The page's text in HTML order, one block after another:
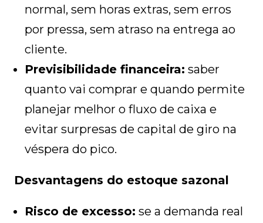
normal, sem horas extras, sem erros
por pressa, sem atraso na entrega ao
cliente.
Previsibilidade financeira: saber
quanto vai comprar e quando permite
planejar melhor o fluxo de caixa e
evitar surpresas de capital de giro na
véspera do pico.
Desvantagens do estoque sazonal
Risco de excesso: se a demanda real